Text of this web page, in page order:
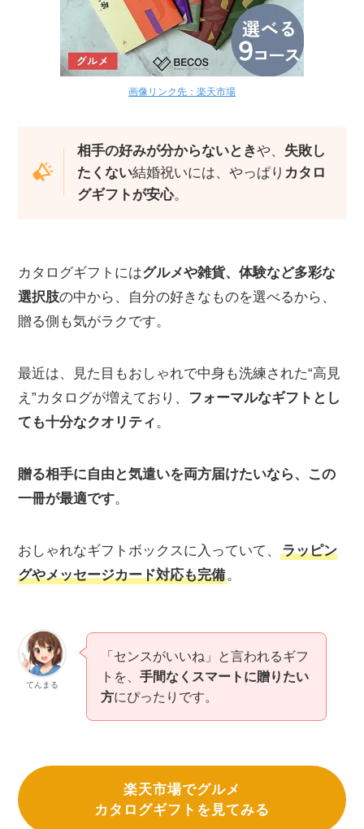
画像リンク先：楽天市場
相手の好みが分からないときや、 失敗し
たくない結婚祝いには、やっぱり カタロ
グギフトが安心。
カタログギフトにはグルメや雑貨、体験など多彩な
選択肢の中から、自分の好きなものを選べるから、
贈る側も気がラクです。
最近は、見た目もおしゃれで中身も洗練された“高見
え”カタログが増えており、 フォーマルなギフトとし
ても十分なクオリティ。
贈る相手に自由と気遣いを両方届けたいなら、この
一冊が最適です。
おしゃれなギフトボックスに入っていて、ラッピン
グやメッセージカード対応も完備。
てんまる
「センスがいいね」と言われるギフ
トを、 手間なくスマートに贈りたい
方にぴったりです。
楽天市場でグルメ
カタログギフトを見てみる